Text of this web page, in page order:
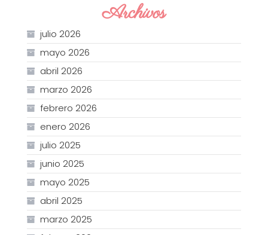
Archivos
julio 2026
mayo 2026
abril 2026
marzo 2026
febrero 2026
enero 2026
julio 2025
junio 2025
mayo 2025
abril 2025
marzo 2025